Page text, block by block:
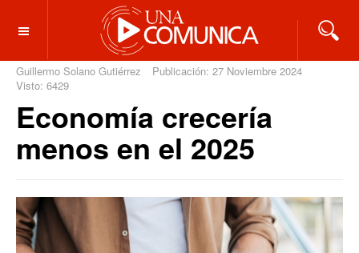
OFF CANVAS
Guillermo Solano Gutiérrez
Publicación: 27 Noviembre 2024
Visto: 6429
Economía crecería
menos en el 2025